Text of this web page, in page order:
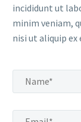
incididunt ut
minim veniam,
nisi ut aliquip ex